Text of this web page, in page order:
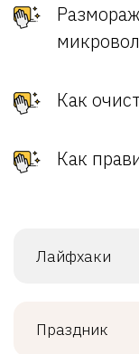
Как
Как
Лайфхаки
Праздник